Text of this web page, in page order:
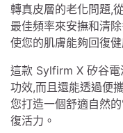
轉真皮層的老化問題,
最佳頻率來安撫和清
使您的肌膚能夠回復
這款 Sylfirm X 矽谷電
功效,而且還能透過便
您打造一個舒適自然
復活力。